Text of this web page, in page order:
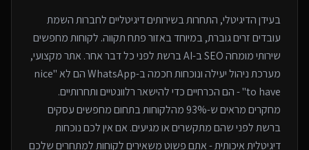
בעידן הדיגיטלי, התחרות בשירותים דיגיטליים לחברות השמת
עובדים זריםגוברת, במיוחדבאזור פתח תקווה. לקוחות מחפשים
שירותימומחה SEO ב-AI
ברשת לפני כל דבר אחר. אתר מקצועי,
מערכת ניהול יעילה ונוכחות חכמה ב-WhatsApp הם לא "nice
to have" - הם הכרחיים כדי להישאר רלוונטיים ותחרותיים.
מחקרים מראים ש-93% מהלקוחות בתחום מחפשים עסקים
ברשת לפני שהם מתקשרים או מגיעים. אם אין לכם נוכחות
דיגיטלית איכותית - אתם פשוט משאירים לקוחות למתחריםשלכם